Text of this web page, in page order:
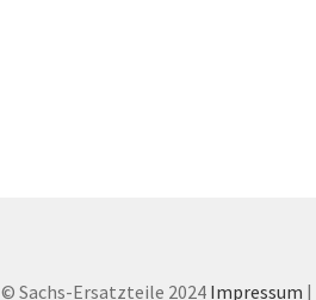
© Sachs-Ersatzteile 2024 Impressum |